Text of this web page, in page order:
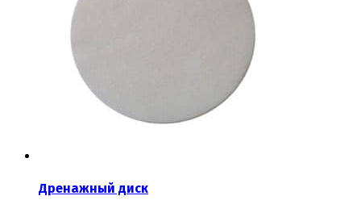
Дренажный диск